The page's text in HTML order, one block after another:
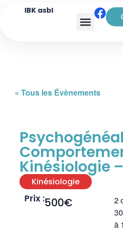
IBK asbl
« Tous les Évènements
Kinésiologie
Kinésiologie
Prix :500€ 2
30
à